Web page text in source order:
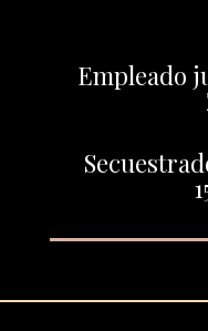
Empleado